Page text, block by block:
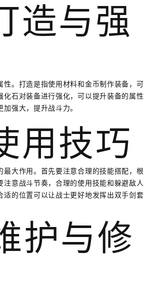
造与强
。打造是指使用材料和金币制作装备，可
石对装备进行强化，可以提升装备的属性
强大，提升战斗力。
用技巧
大作用。首先要注意合理的技能搭配，根
意战斗节奏，合理的使用技能和躲避敌人
的位置可以让战士更好地发挥出双手剑套
护与修